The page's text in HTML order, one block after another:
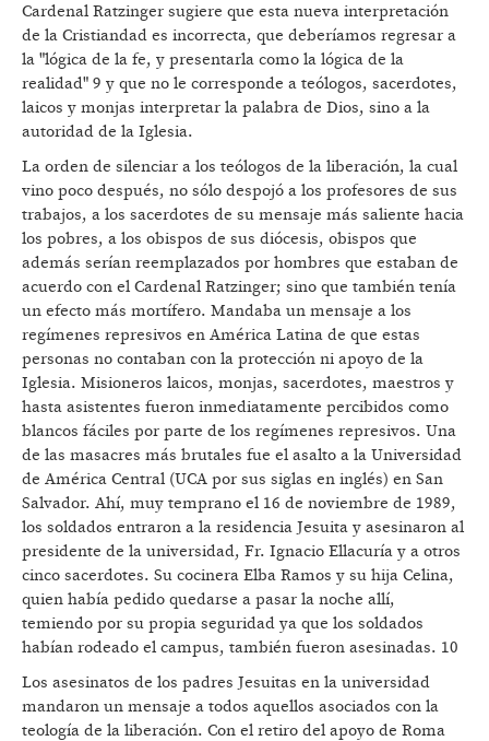
Cardenal Ratzinger sugiere que esta nueva interpretación
de la Cristiandad es incorrecta, que deberíamos regresar a
la "lógica de la fe, y presentarla como la lógica de la
realidad" 9 y que no le corresponde a teólogos, sacerdotes,
laicos y monjas interpretar la palabra de Dios, sino a la
autoridad de la Iglesia.
La orden de silenciar a los teólogos de la liberación, la cual
vino poco después, no sólo despojó a los profesores de sus
trabajos, a los sacerdotes de su mensaje más saliente hacia
los pobres, a los obispos de sus diócesis, obispos que
además serían reemplazados por hombres que estaban de
acuerdo con el Cardenal Ratzinger; sino que también tenía
un efecto más mortífero. Mandaba un mensaje a los
regímenes represivos en América Latina de que estas
personas no contaban con la protección ni apoyo de la
Iglesia. Misioneros laicos, monjas, sacerdotes, maestros y
hasta asistentes fueron inmediatamente percibidos como
blancos fáciles por parte de los regímenes represivos. Una
de las masacres más brutales fue el asalto a la Universidad
de América Central (UCA por sus siglas en inglés) en San
Salvador. Ahí, muy temprano el 16 de noviembre de 1989,
los soldados entraron a la residencia Jesuita y asesinaron al
presidente de la universidad, Fr. Ignacio Ellacuría y a otros
cinco sacerdotes. Su cocinera Elba Ramos y su hija Celina,
quien había pedido quedarse a pasar la noche allí,
temiendo por su propia seguridad ya que los soldados
habían rodeado el campus, también fueron asesinadas. 10
Los asesinatos de los padres Jesuitas en la universidad
mandaron un mensaje a todos aquellos asociados con la
teología de la liberación. Con el retiro del apoyo de Roma